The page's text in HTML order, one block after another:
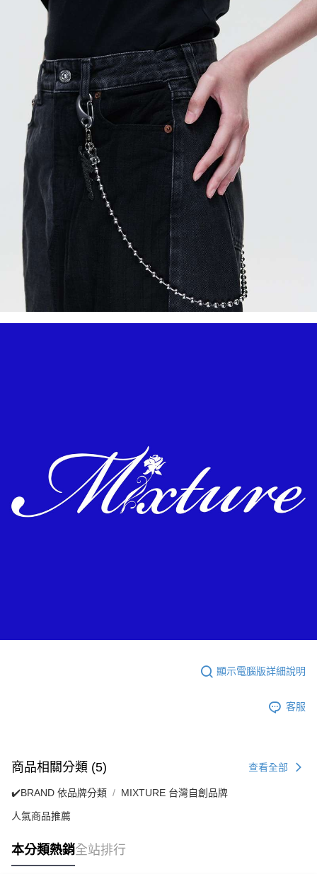
顯示電腦版詳細說明
客服
商品相關分類 (5) 查看全部
✔️BRAND 依品牌分類 MIXTURE 台灣自創品牌
人氣商品推薦
本分類熱銷全站排行